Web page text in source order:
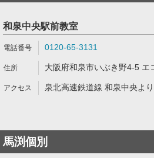
和泉中央駅前教室
0120-65-3131
大阪府和泉市いぶき野4-5 エ
泉北高速鉄道線 和泉中央よ
馬渕個別